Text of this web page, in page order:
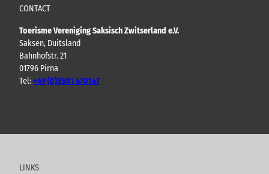
CONTACT
Toerisme Vereniging Saksisch Zwitserland e.V.
Saksen, Duitsland
Bahnhofstr. 21
01796 Pirna
Tel:+49 (0)3501 470147
u
c
s
o
LINKS